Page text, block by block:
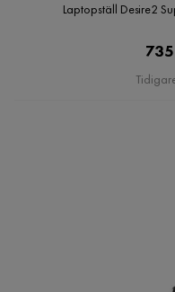
Laptopställ Desire2